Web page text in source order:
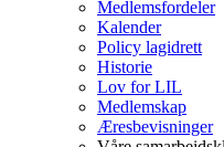
Medlemsfordeler
Kalender
Policy lagidrett
Historie
Lov for LIL
Medlemskap
Æresbevisninger